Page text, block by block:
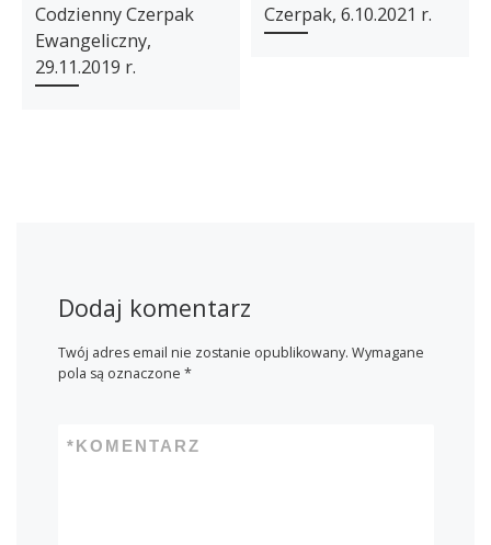
Codzienny Czerpak
Ewangeliczny,
29.11.2019 r.
Czerpak, 6.10.2021 r.
Dodaj komentarz
Twój adres email nie zostanie opublikowany. Wymagane
pola są oznaczone *
KOMENTARZ
*